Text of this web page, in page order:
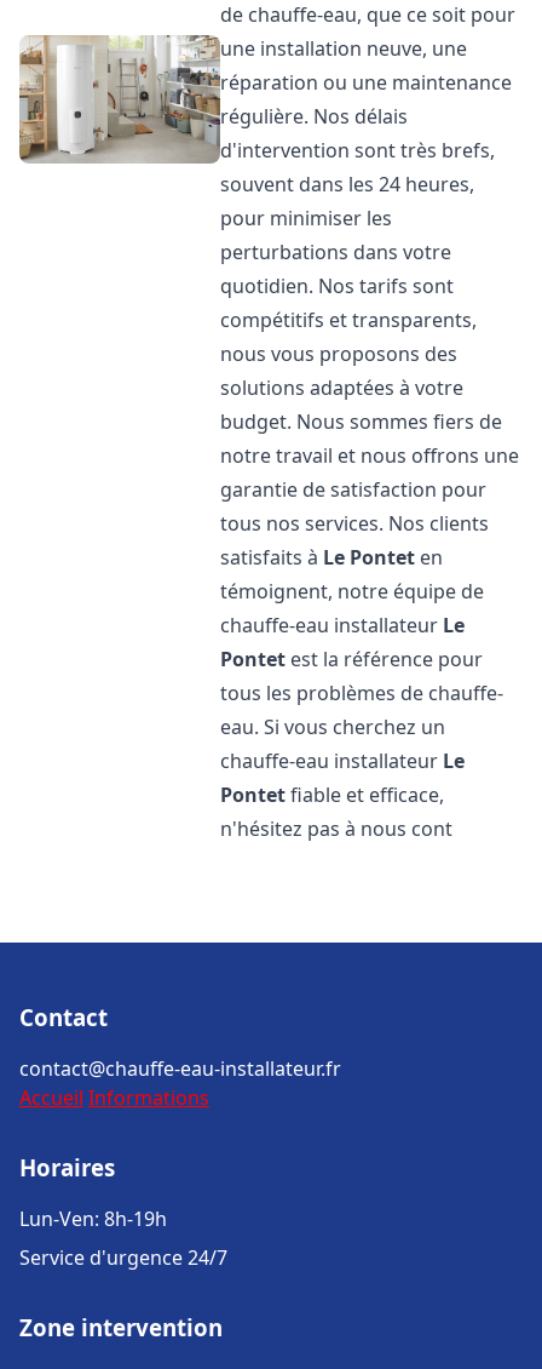
de chauffe-eau, que ce soit pour
une installation neuve, une
réparation ou une maintenance
régulière. Nos délais
d'intervention sont très brefs,
souvent dans les 24 heures,
pour minimiser les
perturbations dans votre
quotidien. Nos tarifs sont
compétitifs et transparents,
nous vous proposons des
solutions adaptées à votre
budget. Nous sommes fiers de
notre travail et nous offrons une
garantie de satisfaction pour
tous nos services. Nos clients
satisfaits à Le Pontet en
témoignent, notre équipe de
chauffe-eau installateur Le
Pontet est la référence pour
tous les problèmes de chauffe-
eau. Si vous cherchez un
chauffe-eau installateur Le
Pontetfiable et efficace,
n'hésitez pas à nous cont
Contact
contact@chauffe-eau-installateur.fr
Accueil Informations
Horaires
Lun-Ven: 8h-19h
Service d'urgence 24/7
Zone intervention